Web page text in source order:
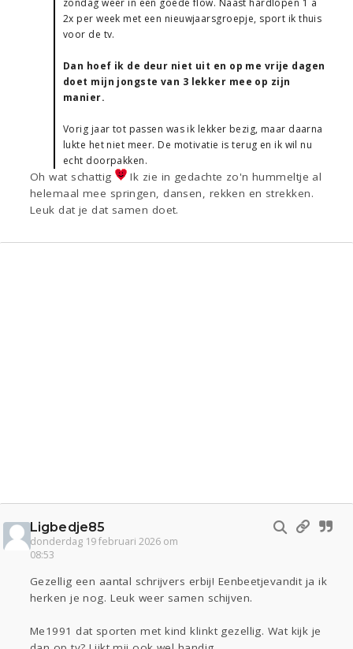
zondag weer in een goede flow. Naast hardlopen 1 a
2x per week met een nieuwjaarsgroepje, sport ik thuis
voor de tv.
Dan hoef ik de deur niet uit en op me vrije dagen
doet mijn jongste van 3 lekker mee op zijn
manier.
Vorig jaar tot passen was ik lekker bezig, maar daarna
lukte het niet meer. De motivatie is terug en ik wil nu
echt doorpakken.
Oh wat schattig
Ik zie in gedachte zo'n hummeltje al
helemaal mee springen, dansen, rekken en strekken.
Leuk dat je dat samen doet.
Ligbedje85
donderdag 19 februari 2026 om
08:53
Gezellig een aantal schrijvers erbij! Eenbeetjevandit ja ik
herken je nog. Leuk weer samen schijven.
Me1991 dat sporten met kind klinkt gezellig. Wat kijk je